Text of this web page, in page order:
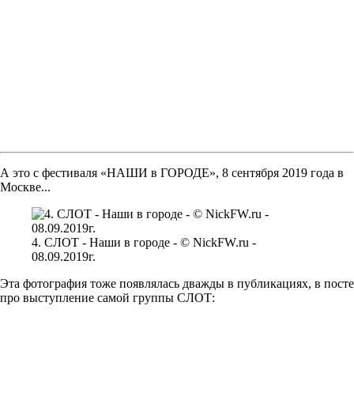
А это с фестиваля «НАШИ в ГОРОДЕ», 8 сентября 2019 года в
Москве...
4. СЛОТ - Наши в городе - © NickFW.ru -
08.09.2019г.
Эта фотография тоже появлялась дважды в публикациях, в посте
про выступление самой группы СЛОТ: